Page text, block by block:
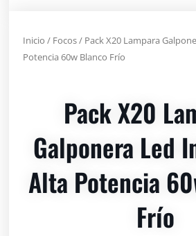
Inicio / Focos/ Pack X20 Lampara
Potencia 60w Blanco Frío
Pack X20
Galponera Led
Alta Potencia
Frío